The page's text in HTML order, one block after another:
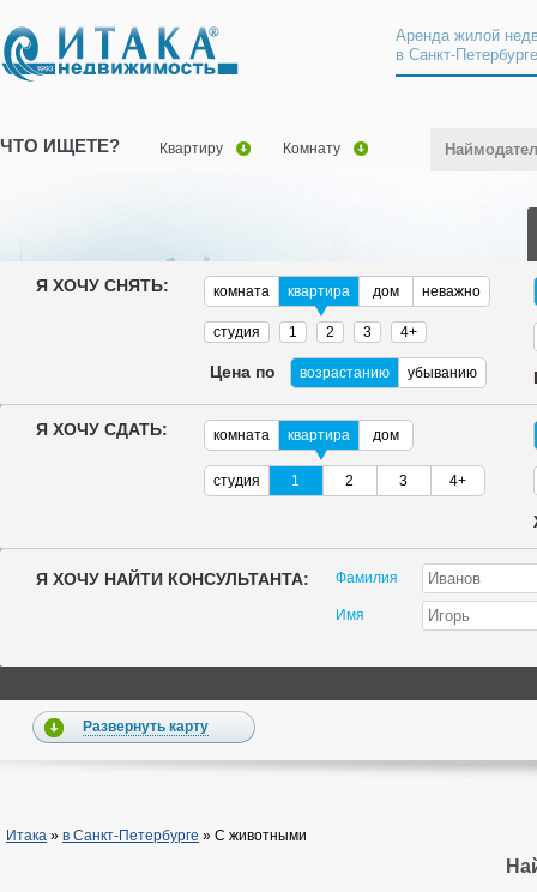
Аренда жилой
в Санкт-
ЧТО ИЩЕТЕ? Квартиру Комнату
Я ХОЧУ СНЯТЬ: комната квартира дом неважно
студия 1 2 3 4+
Цена по возрастанию убыванию
Я ХОЧУ СДАТЬ: комната квартира дом
студия 1 2 3 4+
Я ХОЧУ НАЙТИ КОНСУЛЬТАНТА: Фамилия
Имя
Развернуть карту
Итака » в Санкт-Петербурге » С животными